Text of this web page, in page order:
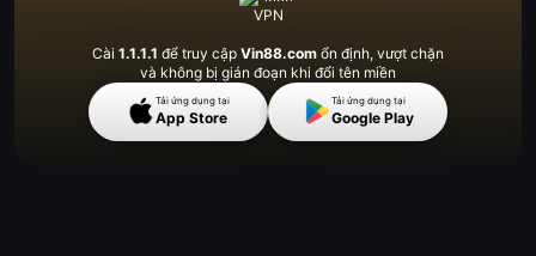
Cài 1.1.1.1 để truy cập Vin88.com ổn định, vượt chặn
và không bị gián đoạn khi đổi tên miền
Tải ứng dụng tại
App Store
Tải ứng dụng tại
Google Play